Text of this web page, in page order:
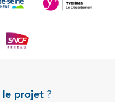
le projet ?